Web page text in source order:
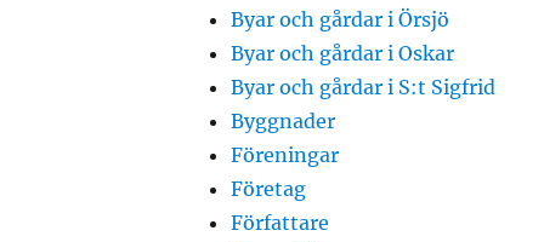
Byar och gårdar i Örsjö
Byar och gårdar i Oskar
Byar och gårdar i S:t Sigfrid
Byggnader
Föreningar
Företag
Författare